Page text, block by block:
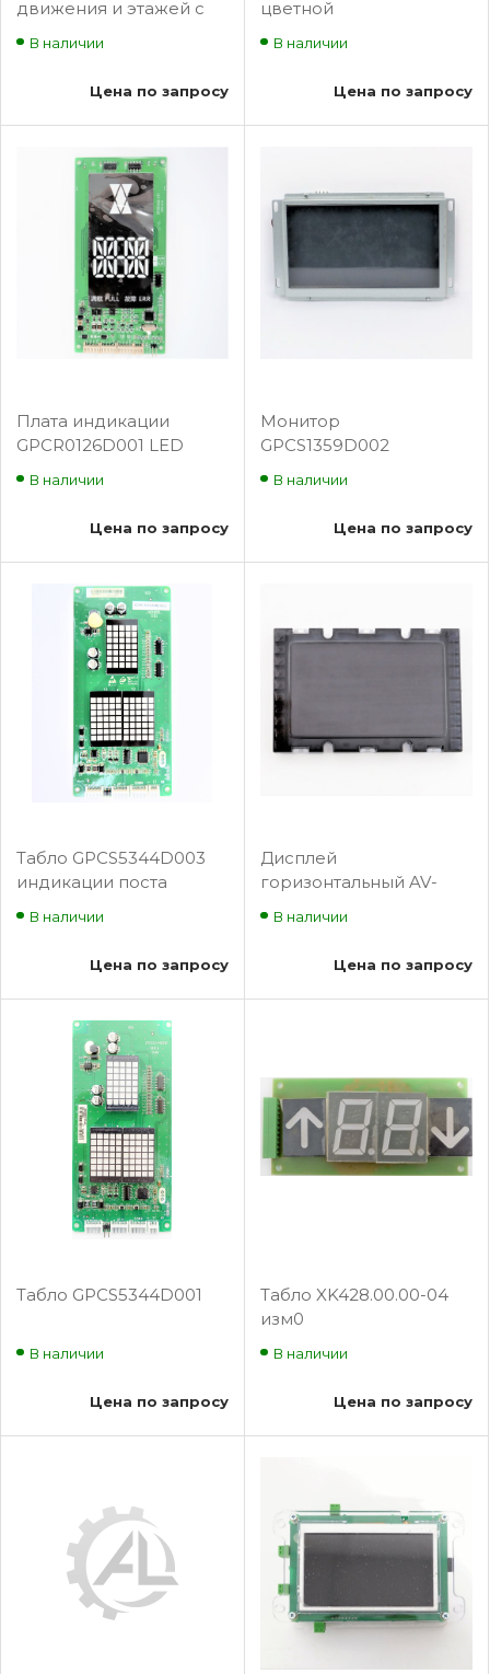
движения и этажей с
В наличии
Цена по запросу
цветной
В наличии
Цена по запросу
Плата индикации
GPCR0126D001 LED
В наличии
Цена по запросу
Монитор
GPCS1359D002
Монохромное BLT-
SP159
В наличии
Цена по запросу
Табло GPCS5344D003
индикации поста
В наличии
Цена по запросу
Дисплей
горизонтальный AV-
В наличии
Цена по запросу
Табло GPCS5344D001
В наличии
Цена по запросу
Табло XK428.00.00-04
изм0
В наличии
Цена по запросу